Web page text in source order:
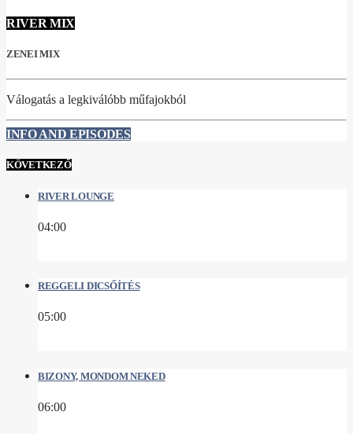
RIVER MIX
ZENEI MIX
Válogatás a legkiválóbb műfajokból
INFO AND EPISODES
KÖVETKEZŐ
RIVER LOUNGE
04:00
REGGELI DICSŐÍTÉS
05:00
BIZONY, MONDOM NEKED
06:00